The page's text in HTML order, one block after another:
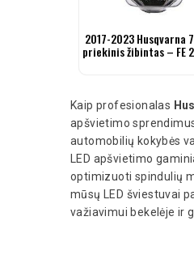
2017-2023 Husqvarna
priekinis žibintas – FE
Kaip profesionalas
apšvietimo
automobilių kokybės
LED apšvietimo
optimizuoti spindulių
mūsų LED šviestuvai
važiavimui bekelėje ir